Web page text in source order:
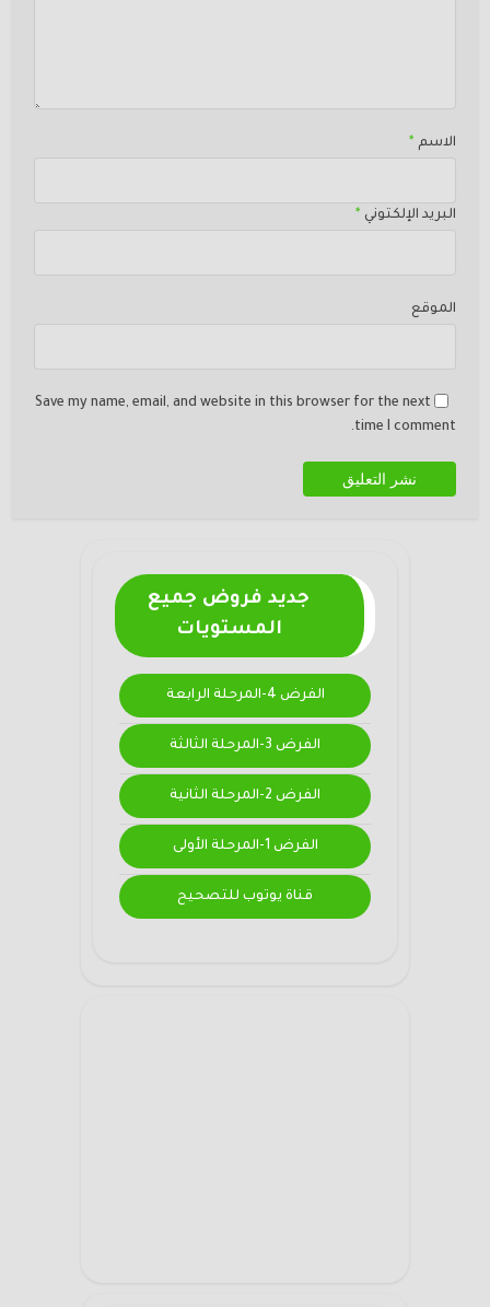
الاسم *
البريد الإلكتوني *
الموقع
Save my name, email, and website in this browser for the next
time I comment.
جديد فروض جميع
المستويات
الفرض 4-المرحلة الرابعة
الفرض 3-المرحلة الثالثة
الفرض 2-المرحلة الثانية
الفرض 1-المرحلة الأولى
قناة يوتوب للتصحيح